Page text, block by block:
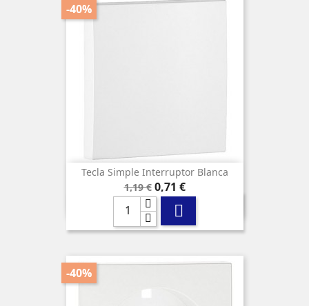
Tecla Simple Interruptor Blanca
Precio
base
1,19 €
-40%
Precio
0,71 €

-40%